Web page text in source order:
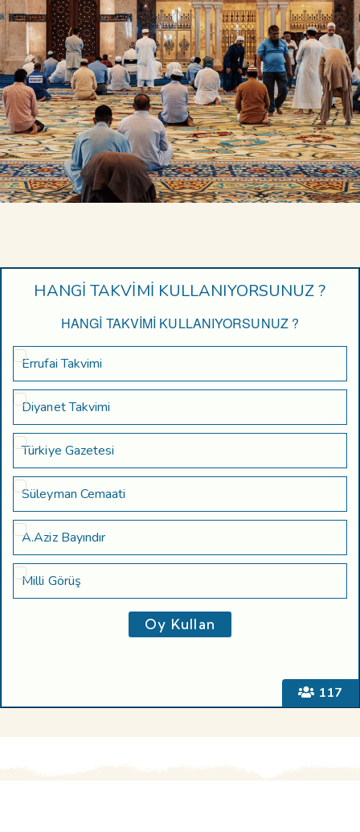
117
HANGİ TAKVİMİ KULLANIYORSUNUZ ?
HANGİ TAKVİMİ KULLANIYORSUNUZ ?
Errufai Takvimi
Diyanet Takvimi
Türkiye Gazetesi
Süleyman Cemaati
A.Aziz Bayındır
Milli Görüş